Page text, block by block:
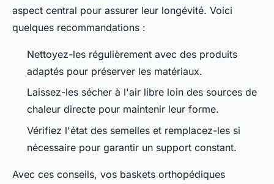
aspect central pour assurer leur longévité. Voici
quelques recommandations :
Nettoyez-les régulièrement avec des produits
adaptés pour préserver les matériaux.
Laissez-les sécher à l'air libre loin des sources de
chaleur directe pour maintenir leur forme.
Vérifiez l'état des semelles et remplacez-les si
nécessaire pour garantir un support constant.
Avec ces conseils, vos baskets orthopédiques